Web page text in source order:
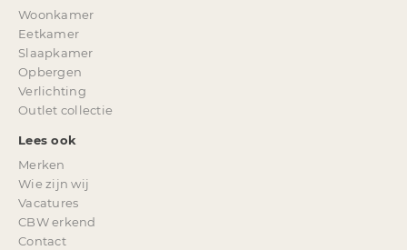
Woonkamer
Eetkamer
Slaapkamer
Opbergen
Verlichting
Outlet collectie
Lees ook
Merken
Wie zijn wij
Vacatures
CBW erkend
Contact